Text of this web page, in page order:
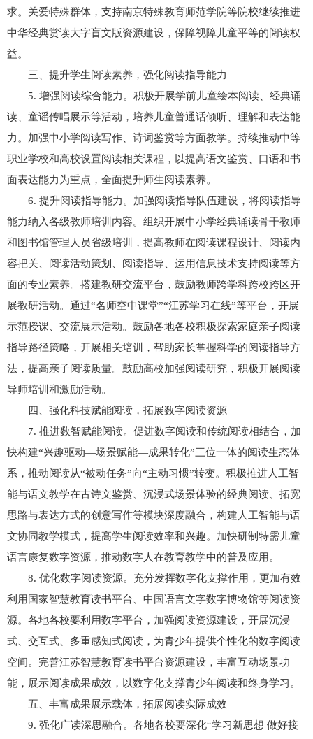
求。关爱特殊群体，支持南京特殊教育师范学院等院校继续推进
中华经典赏读大字盲文版资源建设，保障视障儿童平等的阅读权
益。
三、提升学生阅读素养，强化阅读指导能力
5. 增强阅读综合能力。积极开展学前儿童绘本阅读、经典诵
读、童谣传唱展示等活动，培养儿童普通话倾听、理解和表达能
力。加强中小学阅读写作、诗词鉴赏等方面教学。持续推动中等
职业学校和高校设置阅读相关课程，以提高语文鉴赏、口语和书
面表达能力为重点，全面提升师生阅读素养。
6. 提升阅读指导能力。加强阅读指导队伍建设，将阅读指导
能力纳入各级教师培训内容。组织开展中小学经典诵读骨干教师
和图书馆管理人员省级培训，提高教师在阅读课程设计、阅读内
容把关、阅读活动策划、阅读指导、运用信息技术支持阅读等方
面的专业素养。搭建教研交流平台，鼓励教师跨学科跨校跨区开
展教研活动。通过“名师空中课堂”“江苏学习在线”等平台，开展
示范授课、交流展示活动。鼓励各地各校积极探索家庭亲子阅读
指导路径策略，开展相关培训，帮助家长掌握科学的阅读指导方
法，提高亲子阅读质量。鼓励高校加强阅读研究，积极开展阅读
导师培训和激励活动。
四、强化科技赋能阅读，拓展数字阅读资源
7. 推进数智赋能阅读。促进数字阅读和传统阅读相结合，加
快构建“兴趣驱动—场景赋能—成果转化”三位一体的阅读生态体
系，推动阅读从“被动任务”向“主动习惯”转变。积极推进人工智
能与语文教学在古诗文鉴赏、沉浸式场景体验的经典阅读、拓宽
思路与表达方式的创意写作等模块深度融合，构建人工智能与语
文协同教学模式，提高学生阅读效率和兴趣。加快研制特需儿童
语言康复数字资源，推动数字人在教育教学中的普及应用。
8. 优化数字阅读资源。充分发挥数字化支撑作用，更加有效
利用国家智慧教育读书平台、中国语言文字数字博物馆等阅读资
源。各地各校要利用数字平台，加强阅读资源建设，开展沉浸
式、交互式、多重感知式阅读，为青少年提供个性化的数字阅读
空间。完善江苏智慧教育读书平台资源建设，丰富互动场景功
能，展示阅读成果成效，以数字化支撑青少年阅读和终身学习。
五、丰富成果展示载体，拓展阅读实际成效
9. 强化广读深思融合。各地各校要深化“学习新思想 做好接